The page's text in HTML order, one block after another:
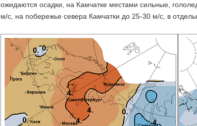
ожидаются осадки, на Камчатке местами сильные,
м/с, на побережье севера Камчатки до 25-30 м/с, в